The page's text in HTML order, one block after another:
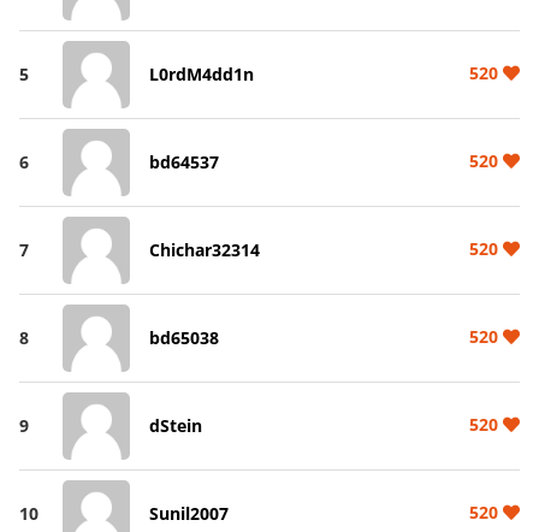
5 L0rdM4dd1n 520
6 bd64537 520
7 Chichar32314 520
8 bd65038 520
9 dStein 520
10 Sunil2007 520